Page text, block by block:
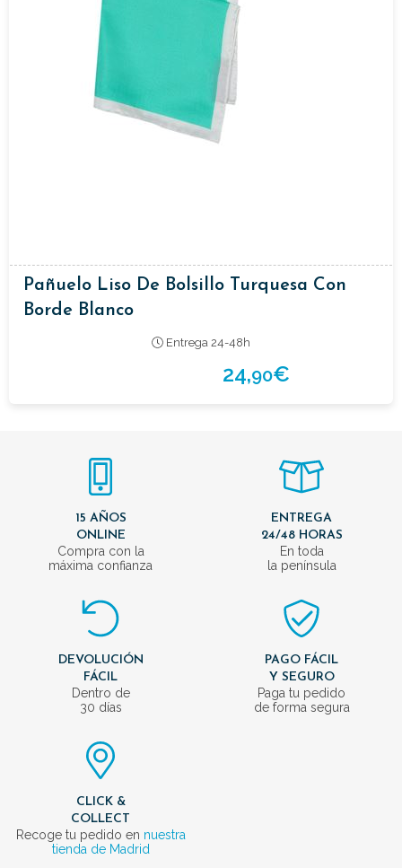
Pañuelo Liso De Bolsillo Turquesa Con
Borde Blanco
Entrega 24-48h
24,90€
15 AÑOS
ONLINE
Compra con la
máxima confianza
ENTREGA
24/48 HORAS
En toda
la península
DEVOLUCIÓN
FÁCIL
Dentro de
30 días
PAGO FÁCIL
Y SEGURO
Paga tu pedido
de forma segura
CLICK &
COLLECT
Recoge tu pedido en nuestra
tienda de Madrid